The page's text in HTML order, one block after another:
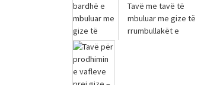
Tenxhere holandeze
Tavë me tavë të
mbuluar me gize të
rrumbullakët e